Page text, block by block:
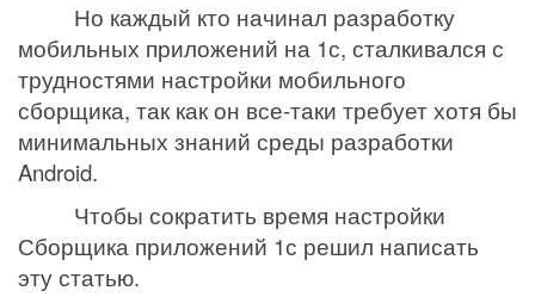
Но каждый кто начинал разработку
мобильных приложений на 1с, сталкивался с
трудностями настройки мобильного
сборщика, так как он все-таки требует хотя бы
минимальных знаний среды разработки
Android.
Чтобы сократить время настройки
Сборщика приложений 1с решил написать
эту статью.